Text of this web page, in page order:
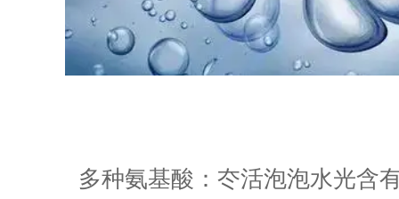
多种氨基酸：冭活泡泡水光含有